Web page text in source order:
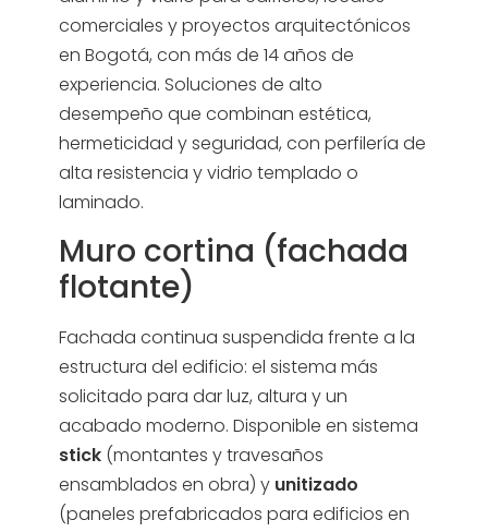
comerciales y proyectos arquitectónicos
en Bogotá, con más de 14 años de
experiencia. Soluciones de alto
desempeño que combinan estética,
hermeticidad y seguridad, con perfilería de
alta resistencia y vidrio templado o
laminado.
Muro cortina (fachada
flotante)
Fachada continua suspendida frente a la
estructura del edificio: el sistema más
solicitado para dar luz, altura y un
acabado moderno. Disponible en sistema
stick (montantes y travesaños
ensamblados en obra) y unitizado
(paneles prefabricados para edificios en